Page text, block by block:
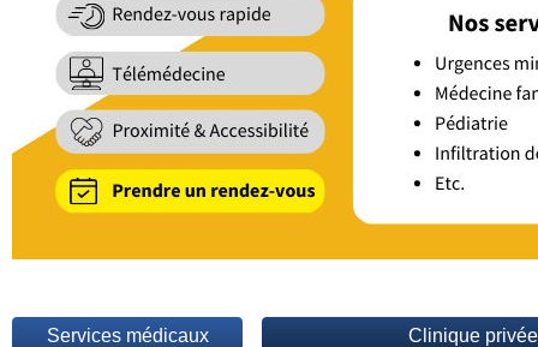
Services médicaux Clinique